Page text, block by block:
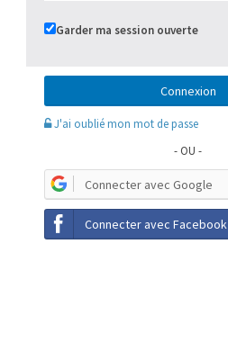
Garder ma session ouverte
J'ai oublié mon mot de passe
- OU -
Connecter avec Google
Connecter avec Facebook